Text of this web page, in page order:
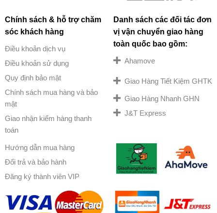
Chính sách & hỗ trợ chăm
sóc khách hàng
Điều khoản dịch vụ
Điều khoản sử dụng
Quy định bảo mật
Chính sách mua hàng và bảo
mật
Giao nhận kiểm hàng thanh
toán
Hướng dẫn mua hàng
Đổi trả và bảo hành
Đăng ký thành viên VIP
Danh sách các đối tác đơn
vị vận chuyển giao hàng
toàn quốc bao gồm:
Ahamove
Giao Hàng Tiết Kiệm GHTK
Giao Hàng Nhanh GHN
J&T Express